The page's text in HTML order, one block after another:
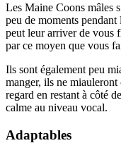
Les Maine Coons mâles
peu de moments
peut leur arriver de vous
par ce moyen que vous
Ils sont également peu
manger, ils ne
regard en restant à côté
calme au niveau vocal.
Adaptables